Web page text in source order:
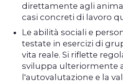
direttamente agli
casi concreti di lavoro
Le abilità sociali e
testate in esercizi di
vita reale. Si riflette
sviluppa ulteriormente
l'autovalutazione e la